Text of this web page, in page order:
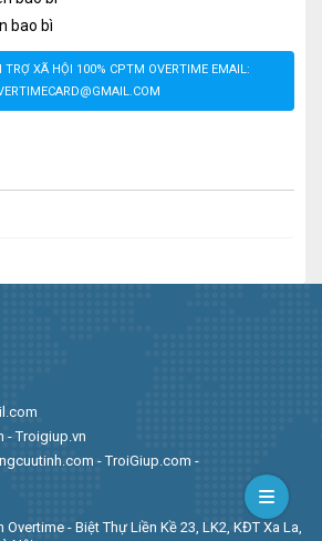
bao bì
TRỢ XÃ HỘI 100% CPTM OVERTIME EMAIL:
- Troigiup.vn
- TroiGiup.com -
- Biệt Thự Liền Kề 23, LK2, KĐT Xa La,